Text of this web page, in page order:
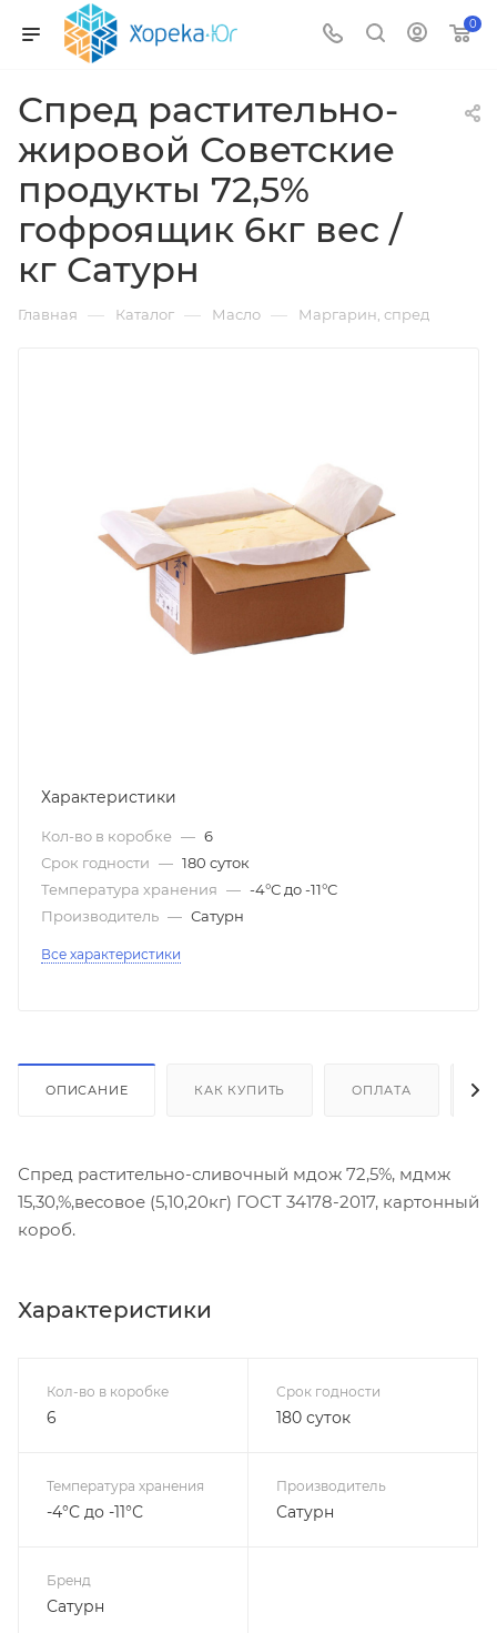
0
Спред растительно-
жировой Советские
продукты 72,5%
гофроящик 6кг вес /
кг Сатурн
Главная — Каталог — Масло — Маргарин, спред
Характеристики
Кол-во в коробке — 6
Срок годности — 180 суток
Температура хранения — -4°С до -11°С
Производитель — Сатурн
Все характеристики
ОПИСАНИЕ КАК КУПИТЬ ОПЛАТА
Спред растительно-сливочный мдож 72,5%, мдмж
15,30,%,весовое (5,10,20кг) ГОСТ 34178-2017, картонный
короб.
Характеристики
Кол-во в коробке
6
Срок годности
180 суток
Температура хранения
-4°С до -11°С
Производитель
Сатурн
Бренд
Сатурн